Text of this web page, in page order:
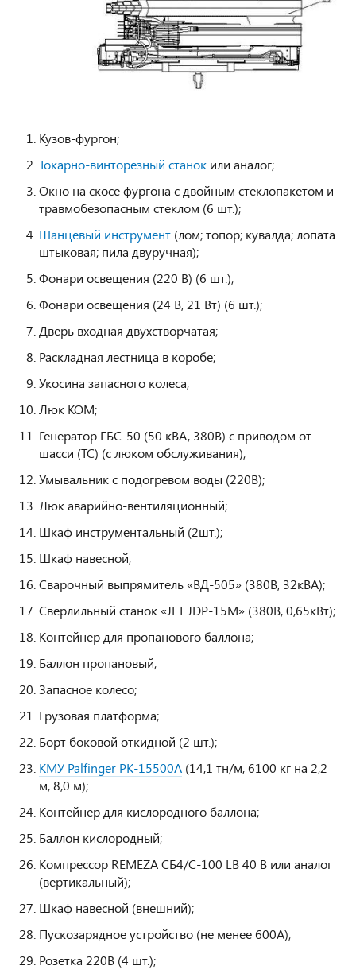
Кузов-фургон;
Токарно-винторезный станок или аналог;
Окно на скосе фургона с двойным стеклопакетом и
травмобезопасным стеклом (6 шт.);
Шанцевый инструмент (лом; топор; кувалда; лопата
штыковая; пила двуручная);
Фонари освещения (220 В) (6 шт.);
Фонари освещения (24 В, 21 Вт) (6 шт.);
Дверь входная двухстворчатая;
Раскладная лестница в коробе;
Укосина запасного колеса;
Люк КОМ;
Генератор ГБС-50 (50 кВА, 380В) с приводом от
шасси (ТС) (с люком обслуживания);
Умывальник с подогревом воды (220В);
Люк аварийно-вентиляционный;
Шкаф инструментальный (2шт.);
Шкаф навесной;
Сварочный выпрямитель «ВД-505» (380В, 32кВА);
Сверлильный станок «JET JDP-15M» (380В, 0,65кВт);
Контейнер для пропанового баллона;
Баллон пропановый;
Запасное колесо;
Грузовая платформа;
Борт боковой откидной (2 шт.);
КМУ Palfinger PK-15500А (14,1 тн/м, 6100 кг на 2,2
м, 8,0 м);
Контейнер для кислородного баллона;
Баллон кислородный;
Компрессор REMEZA СБ4/C-100 LB 40 В или аналог
(вертикальный);
Шкаф навесной (внешний);
Пускозарядное устройство (не менее 600А);
Розетка 220В (4 шт.);